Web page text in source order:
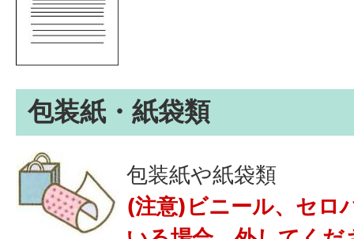
包装紙・紙袋類
包装紙や紙袋類
(注意)ビニール、セロ